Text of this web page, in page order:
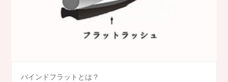
バインドフラットとは？